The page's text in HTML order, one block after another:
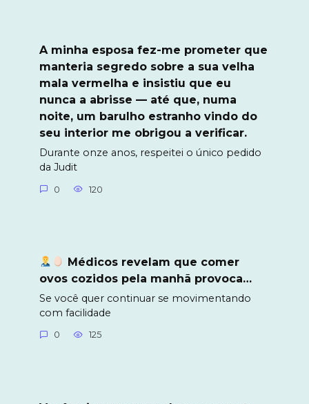
A minha esposa fez-me prometer que
manteria segredo sobre a sua velha
mala vermelha e insistiu que eu
nunca a abrisse — até que, numa
noite, um barulho estranho vindo do
seu interior me obrigou a verificar.
Durante onze anos, respeitei o único pedido
da Judit
0 120
Médicos revelam que comer
ovos cozidos pela manhã provoca…
Se você quer continuar se movimentando
com facilidade
0 125